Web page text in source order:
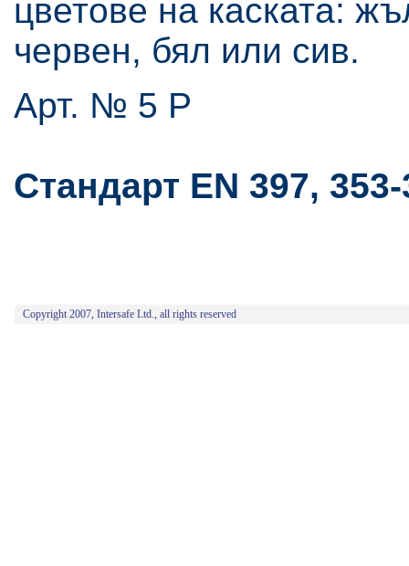
цветове на каската:
червен, бял или сив.
Арт. № 5 Р
Стандарт EN 397, 353-
Copyright 2007, Intersafe Ltd., all rights reserved